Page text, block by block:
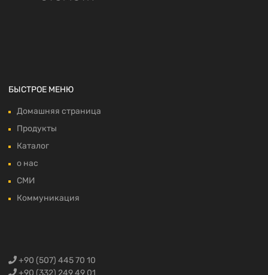
БЫСТРОЕ МЕНЮ
Домашняя страница
Продукты
Каталог
о нас
СМИ
Коммуникация
+90 (507) 445 70 10
+90 (332) 249 49 01